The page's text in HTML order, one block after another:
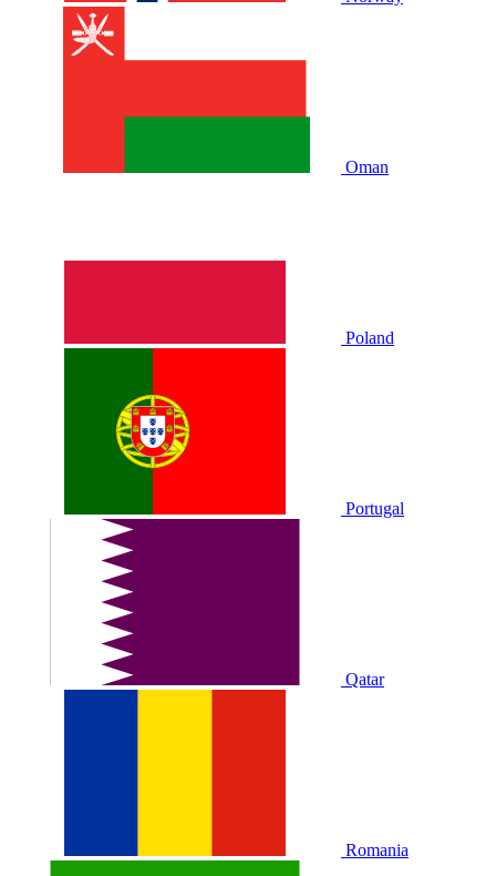
Oman
Poland
Portugal
Qatar
Romania